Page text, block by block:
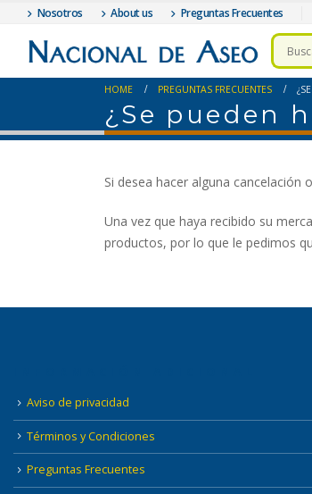
Nosotros About us Preguntas Frecuentes
HOME PREGUNTAS FRECUENTES
¿Se pueden
Si desea hacer alguna
Una vez que haya recibido su
productos, por lo que le pedimos
Aviso de privacidad
Términos y Condiciones
Preguntas Frecuentes